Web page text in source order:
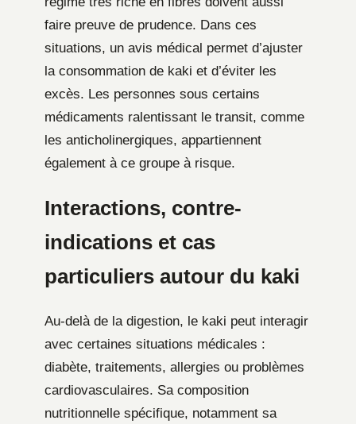
faire preuve de prudence. Dans ces
situations, un avis médical permet d’ajuster
la consommation de kaki et d’éviter les
excès. Les personnes sous certains
médicaments ralentissant le transit, comme
les anticholinergiques, appartiennent
également à ce groupe à risque.
Interactions, contre-
indications et cas
particuliers autour du kaki
Au-delà de la digestion, le kaki peut interagir
avec certaines situations médicales :
diabète, traitements, allergies ou problèmes
cardiovasculaires. Sa composition
nutritionnelle spécifique, notamment sa